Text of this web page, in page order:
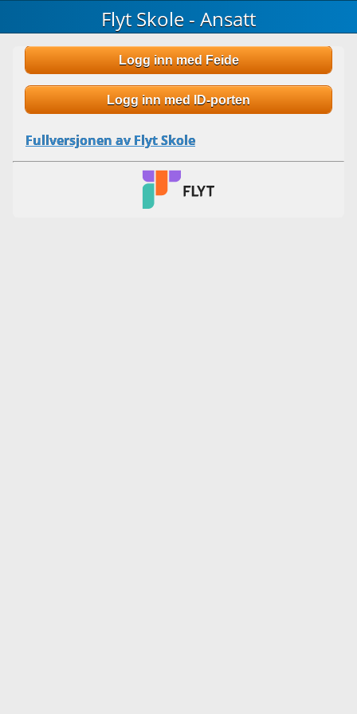
Flyt Skole - Ansatt
Logg inn med Feide
Logg inn med ID-porten
Fullversjonen av Flyt Skole